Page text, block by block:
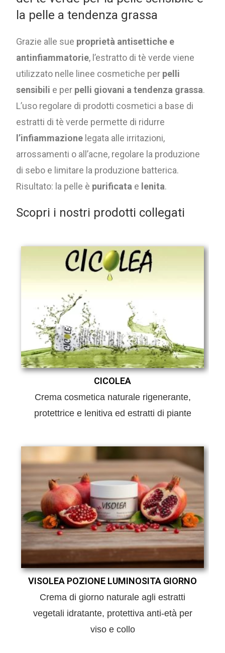
la pelle a tendenza grassa
Grazie alle sue proprietà antisettiche e
antinfiammatorie, l’estratto di tè verde viene
utilizzato nelle linee cosmetiche per pelli
sensibili e per pelli giovani a tendenza grassa.
L’uso regolare di prodotti cosmetici a base di
estratti di tè verde permette di ridurre
l’infiammazione legata alle irritazioni,
arrossamenti o all’acne, regolare la produzione
di sebo e limitare la produzione batterica.
Risultato: la pelle è purificata e lenita.
Scopri i nostri prodotti collegati
CICOLEA
Crema cosmetica naturale rigenerante,
protettrice e lenitiva ed estratti di piante
VISOLEA POZIONE LUMINOSITA GIORNO
Crema di giorno naturale agli estratti
vegetali idratante, protettiva anti-età per
viso e collo